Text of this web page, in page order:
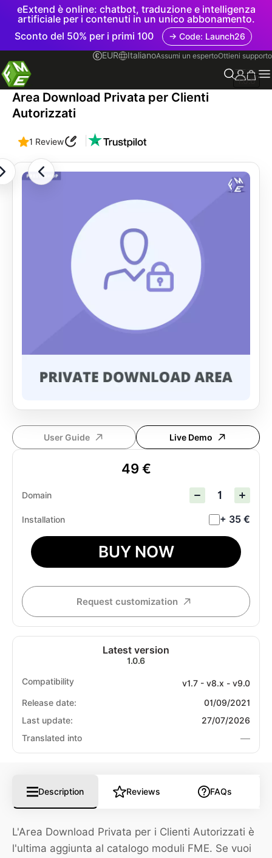
eExtend è online: chatbot, traduzione e intelligenza
artificiale per i contenuti in un unico abbonamento.
Sconto del 50% per i primi 100
→ Code: Launch26
EUR
ItalianoAssumi un espertoOttieni supporto
User Guide Live Demo
1.0.6
Area Download Privata per Clienti
Autorizzati
1 Review
49 €
Domain
Installation + 35 €
BUY NOW
Request customization
Latest version
1.0.6
Compatibility
v1.7 - v8.x - v9.0
Release date:
01/09/2021
Last update:
27/07/2026
Translated into
—
Description Reviews FAQs
L'Area Download Privata per i Clienti Autorizzati è
l'ultima aggiunta al catalogo moduli FME. Se vuoi